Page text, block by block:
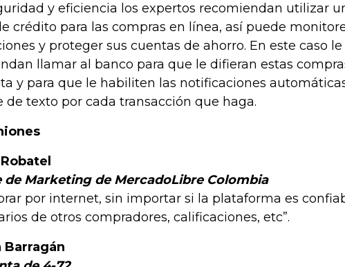
y eficiencia los expertos recomiendan utilizar
crédito para las compras en línea, así puede
y proteger sus cuentas de ahorro. En este caso le
llamar al banco para que le difieran estas
y para que le habiliten las notificaciones
de texto por cada transacción que haga.
de Marketing de MercadoLibre Colombia
por internet, sin importar si la plataforma es
de otros compradores, calificaciones, etc”.
Barragán